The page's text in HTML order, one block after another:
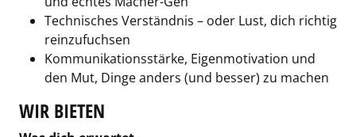
Technisches Verständnis – oder Lust, dich richtig
reinzufuchsen
Kommunikationsstärke, Eigenmotivation und
den Mut, Dinge anders (und besser) zu machen
WIR BIETEN